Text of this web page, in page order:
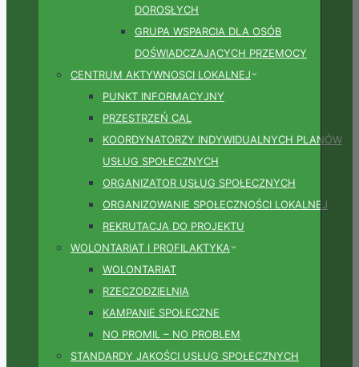
DOROSŁYCH
GRUPA WSPARCIA DLA OSÓB
DOŚWIADCZAJĄCYCH PRZEMOCY
CENTRUM AKTYWNOSCI LOKALNEJ
PUNKT INFORMACYJNY
PRZESTRZEŃ CAL
KOORDYNATORZY INDYWIDUALNYCH PLANÓW
USŁUG SPOŁECZNYCH
ORGANIZATOR USŁUG SPOŁECZNYCH
ORGANIZOWANIE SPOŁECZNOŚCI LOKALNEJ
REKRUTACJA DO PROJEKTU
WOLONTARIAT I PROFILAKTYKA
WOLONTARIAT
RZECZODZIELNIA
KAMPANIE SPOŁECZNE
NO PROMIL – NO PROBLEM
STANDARDY JAKOŚCI USŁUG SPOŁECZNYCH